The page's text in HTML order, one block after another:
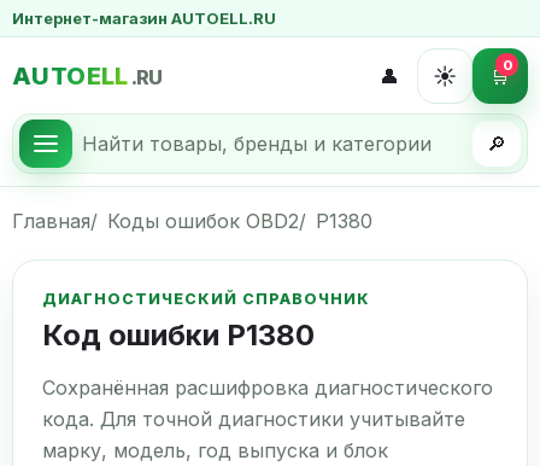
Интернет-магазин AUTOELL.RU
AUTOELL .RU
🔎
👤 ☀️ 🛒0
Главная Коды ошибок OBD2 P1380
ДИАГНОСТИЧЕСКИЙ СПРАВОЧНИК
Код ошибки P1380
Сохранённая расшифровка диагностического
кода. Для точной диагностики учитывайте
марку, модель, год выпуска и блок